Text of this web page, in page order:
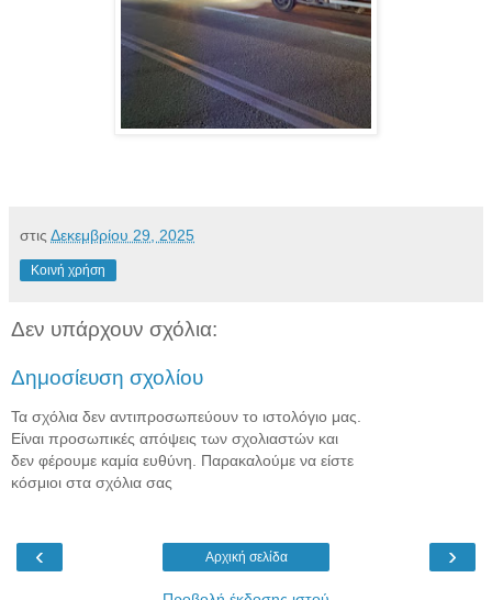
στις Δεκεμβρίου 29, 2025
Κοινή χρήση
Δεν υπάρχουν σχόλια:
Δημοσίευση σχολίου
Τα σχόλια δεν αντιπροσωπεύουν το ιστολόγιο μας.
Είναι προσωπικές απόψεις των σχολιαστών και
δεν φέρουμε καμία ευθύνη. Παρακαλούμε να είστε
κόσμιοι στα σχόλια σας
‹ ›
Αρχική σελίδα